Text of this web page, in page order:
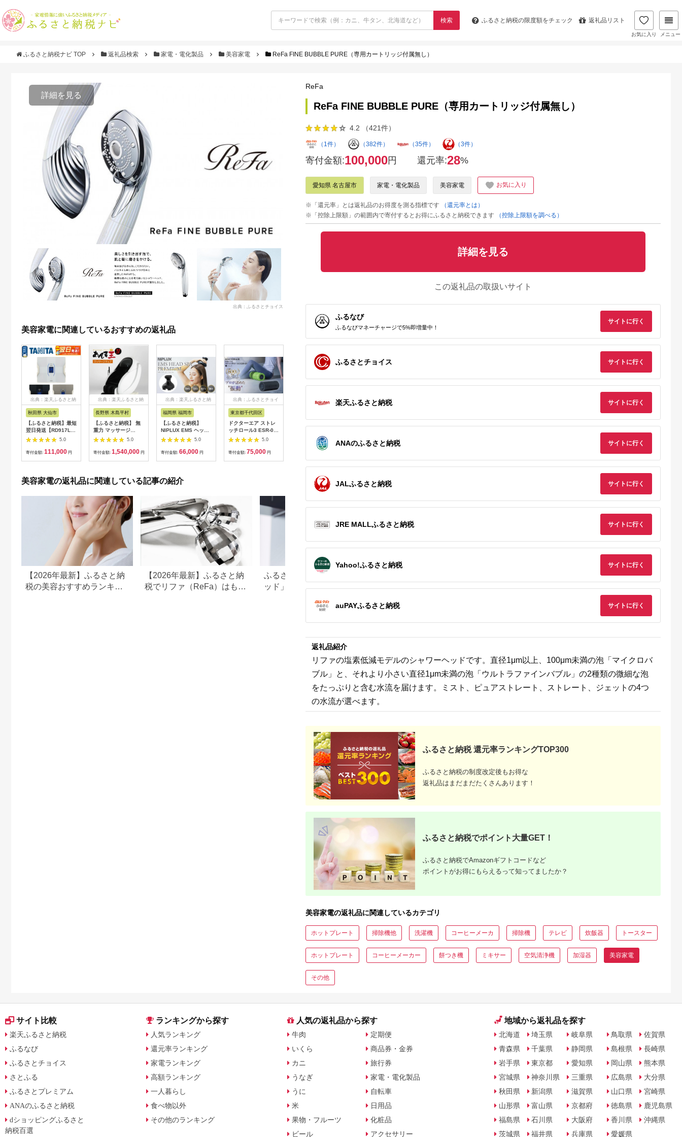
検索 ふるさと納税の限度額をチェック 返礼品リスト
お気に入り メニュー
ふるさと納税ナビ TOP 返礼品検索 家電・電化製品 美容家電 ReFa FINE BUBBLE PURE（専用カートリッジ付属無し）
詳細を見る
出典：ふるさとチョイス
美容家電に関連しているおすすめの返礼品
出典：楽天ふるさと納
秋田県 大仙市
【ふるさと納税】最短
翌日発送【RD917L】
タニタ 体組成計 イン
ナースキャンデュアル
【メタリックブラック
5.0
寄付金額: 111,000 円
出典：楽天ふるさと納
長野県 木島平村
【ふるさと納税】 無
重力 マッサージ
R1500-01 あんま王4
| 日用品 家電 マッサ
ージチェア あんま王
5.0
寄付金額: 1,540,000 円
出典：楽天ふるさと納
福岡県 福岡市
【ふるさと納税】
NIPLUX EMS ヘッ
ド・フェイシャルケア
PREMIUM NP-
スパ 美顔器 マッサー
ジ ボディケア リフト
カルプ ボディ 全身 防
水 美容 美容家電 福岡
市 福岡
5.0
寄付金額: 66,000 円
出典：ふるさとチョイ
東京都千代田区
ドクターエア ストレ
ッチロール3 ESR-07
ブラック(プレゼント/
振動/寝ながら)
【1582369】
5.0
寄付金額: 75,000 円
出典：ふるさとチョイ
ス
タ 体組成計インナー
スキャンデュアル【ブ
ラック】体重計
TANITA 体組成計 イン
ブラック 体重計]
161,000
出典：ANAのふるさと
B1-A（ブルー系ミス
5.0
単操作と安全機能付き
品 健康家電 美容家電
出典：マイナビふるさ
と納税
アルロン酸 サプリ 肌
町【価格改定】
64,000
出典：ANAのふるさ
宮城県 角田市
レー
寄付金額:20,000
美容家電の返礼品に関連している記事の紹介
【2026年最新】ふるさと納
税の美容おすすめランキン
【2026年最新】ふるさと納
税でリファ（ReFa）はもら
ふるさと納税「シャワーヘ
ッド」おすすめランキン
レミアムを徹底解剖。良い
ReFa
ReFa FINE BUBBLE PURE（専用カートリッジ付属無し）
4.2 （421件）
（1件） （382件） （35件） （3件）
寄付金額:100,000円 還元率:28%
愛知県 名古屋市 家電・電化製品 美容家電 お気に入り
※「還元率」とは返礼品のお得度を測る指標です
（還元率とは）
※「控除上限額」の範囲内で寄付するとお得にふるさと納税できます
（控除上限額を調べる）
詳細を見る
この返礼品の取扱いサイト
ふるなび
ふるなびマネーチャージで5%即増量中！
サイトに行く
ふるさとチョイス サイトに行く
楽天ふるさと納税 サイトに行く
ANAのふるさと納税 サイトに行く
JALふるさと納税 サイトに行く
JRE MALLふるさと納税 サイトに行く
Yahoo!ふるさと納税 サイトに行く
auPAYふるさと納税 サイトに行く
返礼品紹介
リファの塩素低減モデルのシャワーヘッドです。直径1μm以上、100μm未満の泡「マイクロバ
ブル」と、それより小さい直径1μm未満の泡「ウルトラファインバブル」の2種類の微細な泡
をたっぷりと含む水流を届けます。ミスト、ピュアストレート、ストレート、ジェットの4つ
の水流が選べます。
ふるさと納税 還元率ランキングTOP300
ふるさと納税の制度改定後もお得な
返礼品はまだまだたくさんあります！
ふるさと納税でポイント大量GET！
ふるさと納税でAmazonギフトコードなど
ポイントがお得にもらえるって知ってましたか？
美容家電の返礼品に関連しているカテゴリ
ホットプレート 掃除機他 洗濯機 コーヒーメーカ 掃除機 テレビ 炊飯器 トースター
ホットプレート コーヒーメーカー 餅つき機 ミキサー 空気清浄機 加湿器 美容家電
その他
サイト比較
楽天ふるさと納税
ふるなび
ふるさとチョイス
さとふる
ふるさとプレミアム
ANAのふるさと納税
dショッピングふるさと
納税百選
ランキングから探す
人気ランキング
還元率ランキング
家電ランキング
高額ランキング
一人暮らし
食べ物以外
その他のランキング
人気の返礼品から探す
牛肉
いくら
カニ
うなぎ
うに
米
果物・フルーツ
ビール
定期便
商品券・金券
旅行券
家電・電化製品
自転車
日用品
化粧品
アクセサリー
地域から返礼品を探す
北海道
青森県
岩手県
宮城県
秋田県
山形県
福島県
茨城県
埼玉県
千葉県
東京都
神奈川県
新潟県
富山県
石川県
福井県
岐阜県
静岡県
愛知県
三重県
滋賀県
京都府
大阪府
兵庫県
鳥取県
島根県
岡山県
広島県
山口県
徳島県
香川県
愛媛県
佐賀県
長崎県
熊本県
大分県
宮崎県
鹿児島県
沖縄県